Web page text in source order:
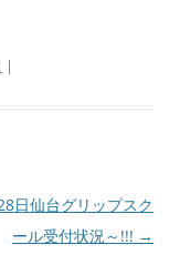
|
日仙台グリップスク
ール受付状況～!!! →